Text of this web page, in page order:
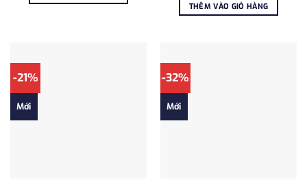
450.000₫. 1.800.000₫.
THÊM VÀO GIỎ HÀNG
-21%
Mới
-32%
Mới